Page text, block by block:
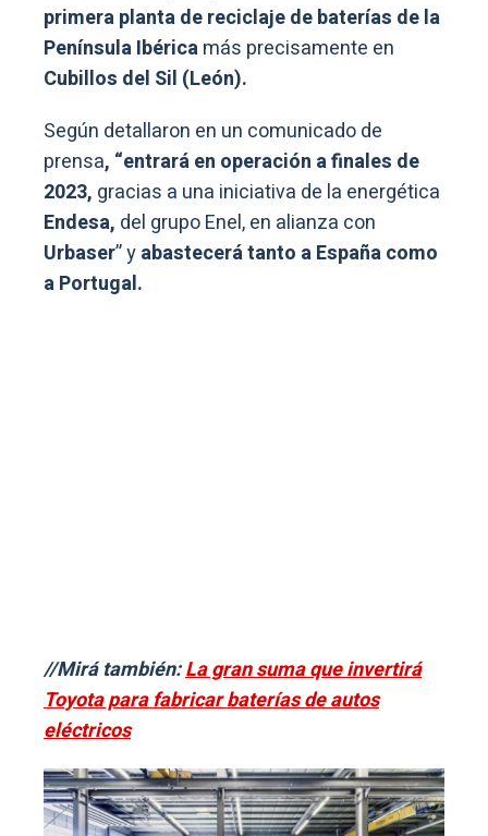
primera planta de reciclaje de baterías de la
Península Ibéricamás precisamente en
Cubillos del Sil (León).
Según detallaron en un comunicado de
prensa, “entrará en operación a finales de
2023, gracias a una iniciativa de la energética
Endesa, del grupo Enel, en alianza con
Urbaser” yabastecerá tanto a España como
a Portugal.
//Mirá también:La gran suma que invertirá
Toyota para fabricar baterías de autos
eléctricos